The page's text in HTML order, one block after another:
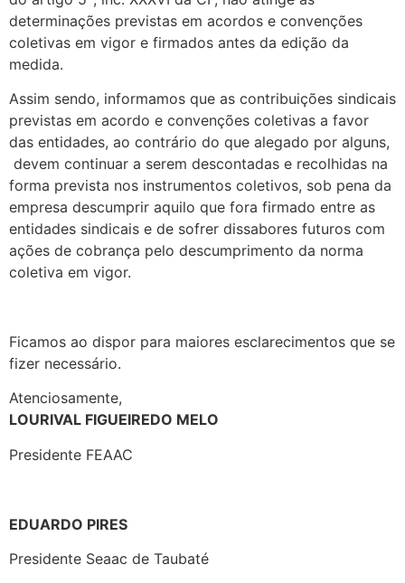
determinações previstas em acordos e convenções
coletivas em vigor e firmados antes da edição da
medida.
Assim sendo, informamos que as contribuições sindicais
previstas em acordo e convenções coletivas a favor
das entidades, ao contrário do que alegado por alguns,
devem continuar a serem descontadas e recolhidas na
forma prevista nos instrumentos coletivos, sob pena da
empresa descumprir aquilo que fora firmado entre as
entidades sindicais e de sofrer dissabores futuros com
ações de cobrança pelo descumprimento da norma
coletiva em vigor.
Ficamos ao dispor para maiores esclarecimentos que se
fizer necessário.
Atenciosamente,
LOURIVAL FIGUEIREDO MELO
Presidente FEAAC
EDUARDO PIRES
Presidente Seaac de Taubaté